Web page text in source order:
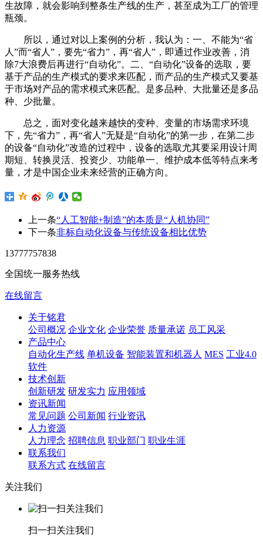
生故障，就会影响到整条生产线的生产，甚至成为工厂的管理
瓶颈。
所以，通过对以上案例的分析，我认为：一、不能为“省
人”而“省人”，要先“省力”，再“省人”，即通过作业改善，消
除7大浪费后再进行“自动化”。二、“自动化”设备的选取，要
基于产品的生产模式的要求来匹配，而产品的生产模式又要基
于市场对产品的需求模式来匹配。是多品种、大批量还是多品
种、少批量。
总之，面对变化越来越快的变种、变量的市场需求环境
下，先“省力”，再“省人”无疑是“自动化”的第一步，在第二步
的设备“自动化”改造的过程中，设备的选取尤其要采用设计周
期短、转换灵活、投资少、功能单一、维护成本低等特点来考
量，才是中国企业未来经营的正确方向。
上一条“人工智能+制造”的本质是“人机协同”
下一条非标自动化设备与传统设备相比优势
13777757838
全国统一服务热线
在线留言
关于铭君
公司概况 企业文化 企业荣誉 质量承诺 员工风采
产品中心
自动化生产线 单机设备 智能装置和机器人 MES 工业4.0
软件
技术创新
创新研发 研发实力 应用领域
资讯新闻
常见问题 公司新闻 行业资讯
人力资源
人力理念 招聘信息 职业部门 职业生涯
联系我们
联系方式 在线留言
关注我们
扫一扫关注我们